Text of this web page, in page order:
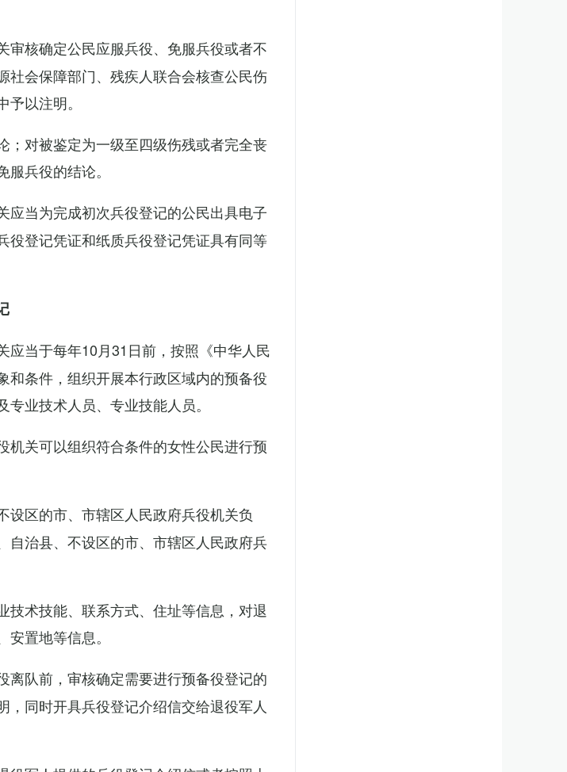
审核确定公民应服兵役、免服兵役或者不
社会保障部门、残疾人联合会核查公民伤
以注明。
；对被鉴定为一级至四级伤残或者完全丧
兵役的结论。
应当为完成初次兵役登记的公民出具电子
役登记凭证和纸质兵役登记凭证具有同等
应当于每年10月31日前，按照《中华人民
和条件，组织开展本行政区域内的预备役
业技术人员、专业技能人员。
机关可以组织符合条件的女性公民进行预
设区的市、市辖区人民政府兵役机关负
自治县、不设区的市、市辖区人民政府兵
术技能、联系方式、住址等信息，对退
置地等信息。
离队前，审核确定需要进行预备役登记的
同时开具兵役登记介绍信交给退役军人